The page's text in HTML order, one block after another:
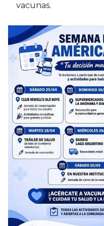
vacunas.